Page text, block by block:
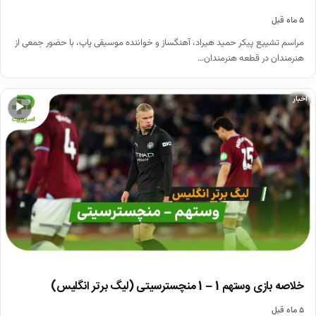
۵ ماه قبل
مراسم تشییع پیکر حمید هیراد، آهنگساز و خواننده موسیقی پاپ، با حضور جمعی از
هنرمندان در قطعه هنرمندان…
▶
اخبار
خلاصه بازی وستهم 1 – 1 منچسترسیتی (لیگ برتر انگلیس)
۵ ماه قبل